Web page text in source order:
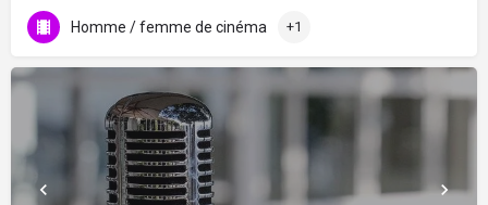
Homme / femme de cinéma +1